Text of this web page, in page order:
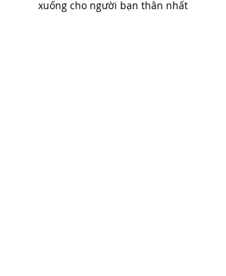
xuống cho người bạn thân nhất